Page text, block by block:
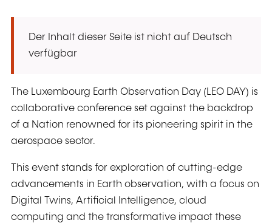
Der Inhalt dieser Seite ist nicht auf Deutsch
verfügbar
The Luxembourg Earth Observation Day (LEO DAY) is
collaborative conference set against the backdrop
of a Nation renowned for its pioneering spirit in the
aerospace sector.
This event stands for exploration of cutting-edge
advancements in Earth observation, with a focus on
Digital Twins, Artificial Intelligence, cloud
computing and the transformative impact these